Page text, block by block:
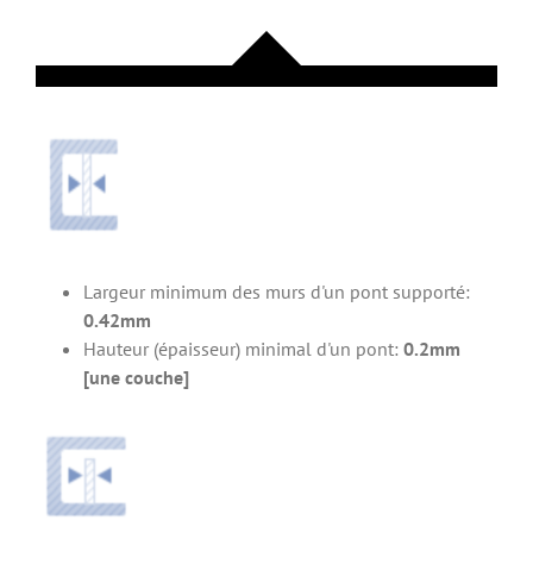
Largeur minimum des murs d'un pont supporté:
0.42mm
Hauteur (épaisseur) minimal d'un pont: 0.2mm
[une couche]